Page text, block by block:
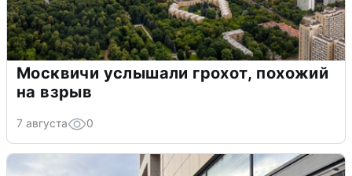
Москвичи услышали грохот, похожий
на взрыв
7 августа 0